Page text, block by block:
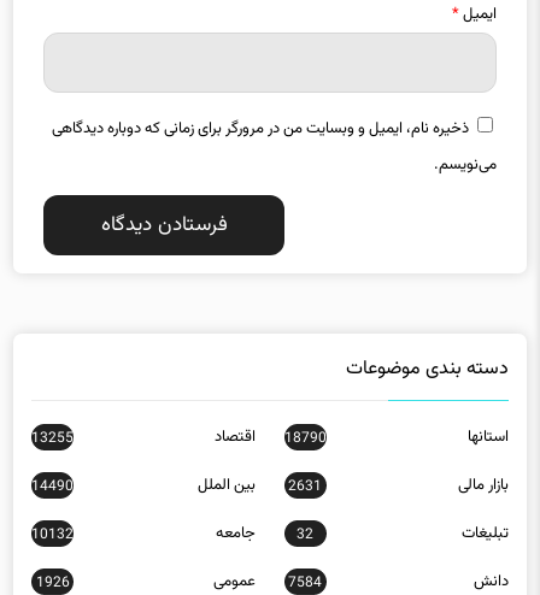
ایمیل*
ذخیره نام، ایمیل و وبسایت من در مرورگر برای زمانی که دوباره دیدگاهی
می‌نویسم.
دسته بندی موضوعات
استانها 18790 اقتصاد 13255
بازار مالی 2631 بین الملل 14490
تبلیغات 32 جامعه 10132
دانش 7584 عمومی 1926